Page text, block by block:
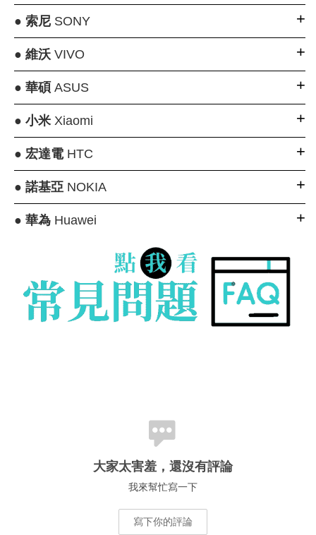
● 索尼SONY
● 維沃VIVO
● 華碩 ASUS
● 小米Xiaomi
● 宏達電HTC
● 諾基亞NOKIA
● 華為Huawei
大家太害羞，還沒有評論
我來幫忙寫一下
寫下你的評論